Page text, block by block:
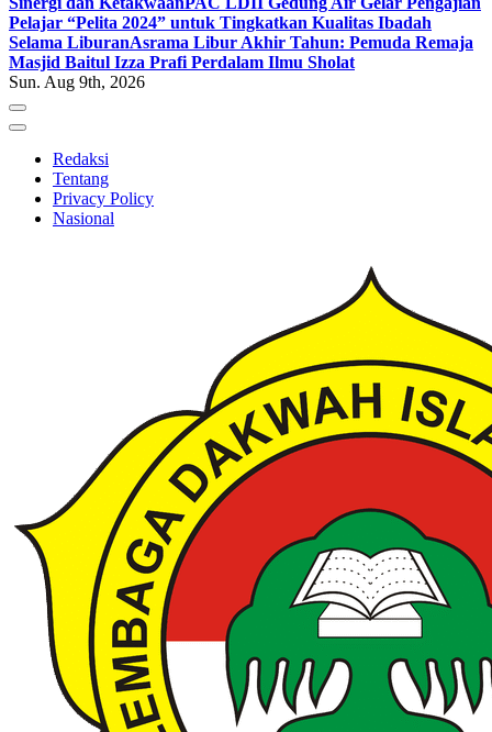
Pelajar “Pelita 2024” untuk Tingkatkan Kualitas Ibadah
Selama LiburanAsrama Libur Akhir Tahun: Pemuda Remaja
Masjid Baitul Izza Prafi Perdalam Ilmu Sholat
Sun. Aug 9th, 2026
Redaksi
Tentang
Privacy Policy
Nasional